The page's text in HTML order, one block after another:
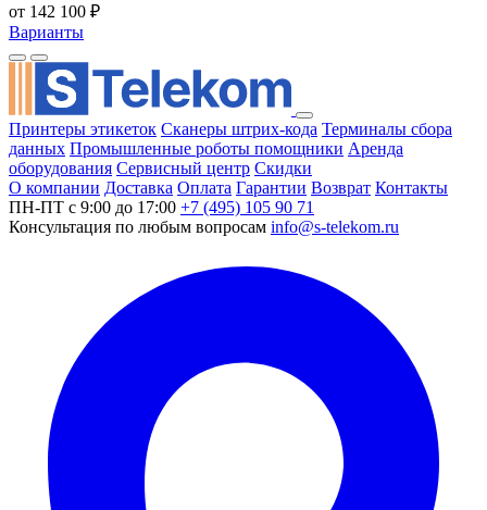
от 142 100 ₽
Варианты
Принтеры этикеток Сканеры штрих-кода Терминалы сбора
данных Промышленные роботы помощники Аренда
оборудования Сервисный центр Скидки
О компании Доставка Оплата Гарантии Возврат Контакты
ПН-ПТ с 9:00 до 17:00 +7 (495) 105 90 71
Консультация по любым вопросам info@s-telekom.ru